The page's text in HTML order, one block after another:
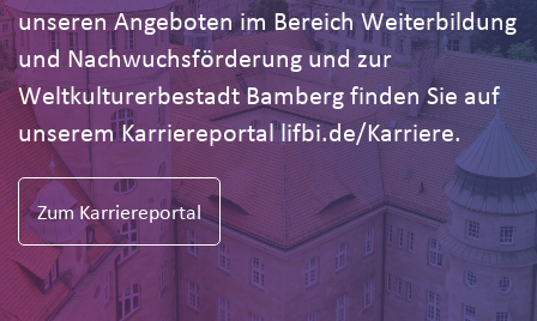
unseren Angeboten im Bereich Weiterbildung
und Nachwuchsförderung und zur
Weltkulturerbestadt Bamberg finden Sie auf
unserem Karriereportal lifbi.de/Karriere.
Zum Karriereportal